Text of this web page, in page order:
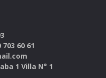
703 60 61
1 Villa N° 1